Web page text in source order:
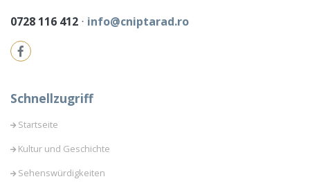
0728 116 412 ⋅ info@cniptarad.ro
Schnellzugriff
Startseite
Kultur und Geschichte
Sehenswürdigkeiten